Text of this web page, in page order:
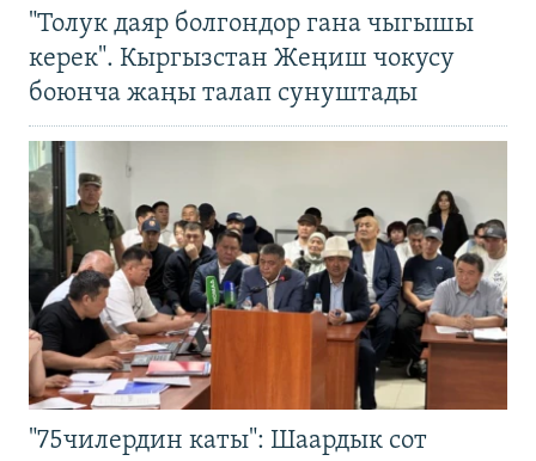
"Толук даяр болгондор гана чыгышы
керек". Кыргызстан Жеңиш чокусу
боюнча жаңы талап сунуштады
"75чилердин каты": Шаардык сот